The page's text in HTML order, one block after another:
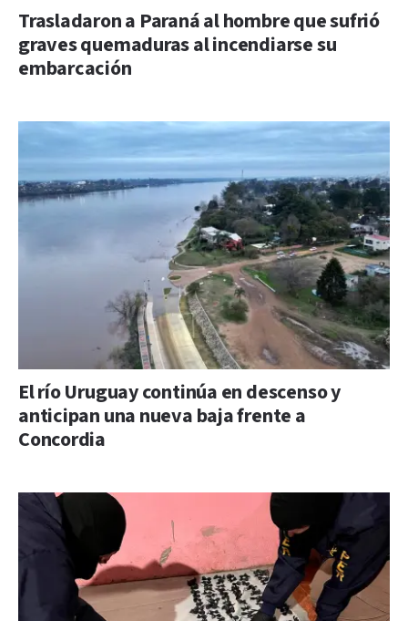
Trasladaron a Paraná al hombre que sufrió
graves quemaduras al incendiarse su
embarcación
El río Uruguay continúa en descenso y
anticipan una nueva baja frente a
Concordia